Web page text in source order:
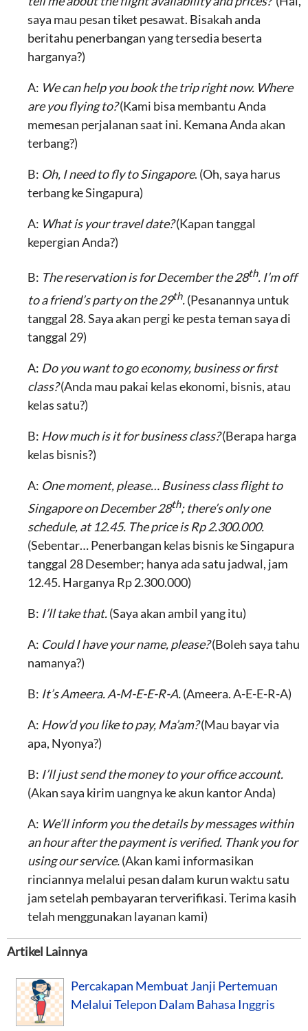
saya mau pesan tiket pesawat. Bisakah anda
beritahu penerbangan yang tersedia beserta
harganya?)
A: We can help you book the trip right now. Where
are you flying to?(Kami bisa membantu Anda
memesan perjalanan saat ini. Kemana Anda akan
terbang?)
B: Oh, I need to fly to Singapore. (Oh, saya harus
terbang ke Singapura)
A: What is your travel date?(Kapan tanggal
kepergian Anda?)
B: The reservation is for December the 28th. I’m off
to a friend’s party on the 29th.(Pesanannya untuk
tanggal 28. Saya akan pergi ke pesta teman saya di
tanggal 29)
A: Do you want to go economy, business or first
class?(Anda mau pakai kelas ekonomi, bisnis, atau
kelas satu?)
B: How much is it for business class?(Berapa harga
kelas bisnis?)
A: One moment, please… Business class flight to
Singapore on December 28th; there’s only one
schedule, at 12.45. The price is Rp 2.300.000.
(Sebentar… Penerbangan kelas bisnis ke Singapura
tanggal 28 Desember; hanya ada satu jadwal, jam
12.45. Harganya Rp 2.300.000)
B: I’ll take that.(Saya akan ambil yang itu)
A: Could I have your name, please?(Boleh saya tahu
namanya?)
B: It’s Ameera. A-M-E-E-R-A.(Ameera. A-E-E-R-A)
A: How’d you like to pay, Ma’am?(Mau bayar via
apa, Nyonya?)
B: I’ll just send the money to your office account.
(Akan saya kirim uangnya ke akun kantor Anda)
A: We’ll inform you the details by messages within
an hour after the payment is verified. Thank you for
using our service.(Akan kami informasikan
rinciannya melalui pesan dalam kurun waktu satu
jam setelah pembayaran terverifikasi. Terima kasih
telah menggunakan layanan kami)
Artikel Lainnya
Percakapan Membuat Janji Pertemuan
Melalui Telepon Dalam Bahasa Inggris